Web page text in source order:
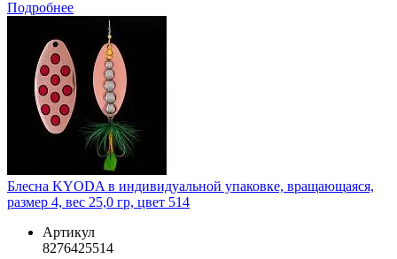
Подробнее
Блесна KYODA в индивидуальной упаковке, вращающаяся,
размер 4, вес 25,0 гр, цвет 514
Артикул
8276425514